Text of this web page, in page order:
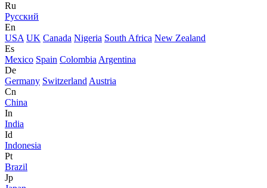
Ru
Русский
En
USA UK Canada Nigeria South Africa New Zealand
Es
Mexico Spain Colombia Argentina
De
Germany Switzerland Austria
Cn
China
In
India
Id
Indonesia
Pt
Brazil
Jp